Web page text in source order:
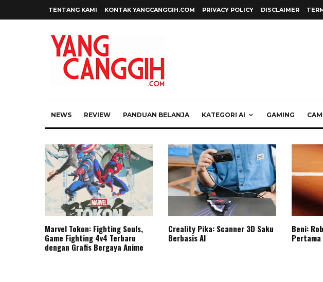
TENTANG KAMI KONTAK YANGCANGGIH.COM PRIVACY POLICY DISCLAIMER
NEWS REVIEW PANDUAN BELANJA KATEGORI AI GAMING
Marvel Tokon: Fighting Souls,
Game Fighting 4v4 Terbaru
dengan Grafis Bergaya Anime
Creality Pika: Scanner 3D Saku
Berbasis AI
Beni:
Pertama